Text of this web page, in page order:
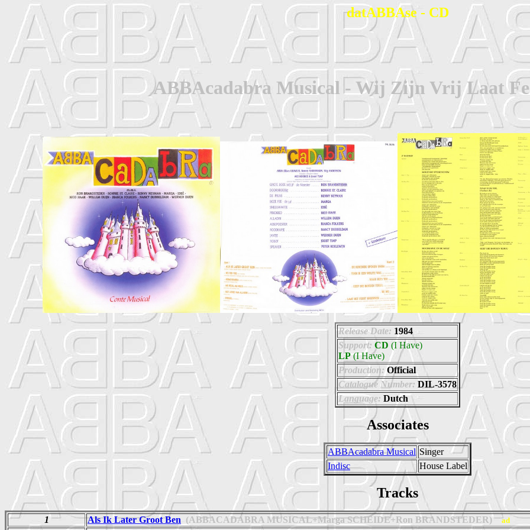
datABBAse - CD
ABBAcadabra Musical - Wij Zijn Vrij Laat
Release Date: 1984
Support: CD (I Have)
LP (I Have)
Production: Official
Catalogue Number: DIL-3578
Language: Dutch
Associates
ABBAcadabra Musical Singer
Indisc
House Label
Tracks
1 Als Ik Later Groot Ben (ABBACADABRA MUSICAL+Marga SCHEIDE+Ron BRANDSTEDER) ad